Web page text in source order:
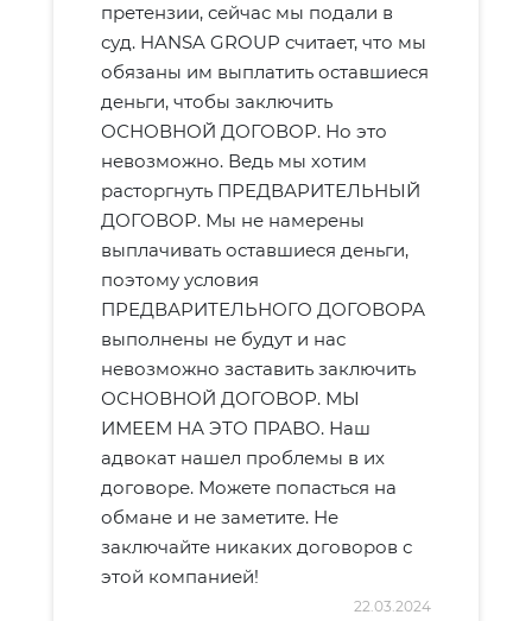
претензии, сейчас мы подали в
суд. HANSA GROUP считает, что мы
обязаны им выплатить оставшиеся
деньги, чтобы заключить
ОСНОВНОЙ ДОГОВОР. Но это
невозможно. Ведь мы хотим
расторгнуть ПРЕДВАРИТЕЛЬНЫЙ
ДОГОВОР. Мы не намерены
выплачивать оставшиеся деньги,
поэтому условия
ПРЕДВАРИТЕЛЬНОГО ДОГОВОРА
выполнены не будут и нас
невозможно заставить заключить
ОСНОВНОЙ ДОГОВОР. МЫ
ИМЕЕМ НА ЭТО ПРАВО. Наш
адвокат нашел проблемы в их
договоре. Можете попасться на
обмане и не заметите. Не
заключайте никаких договоров с
этой компанией!
22.03.2024